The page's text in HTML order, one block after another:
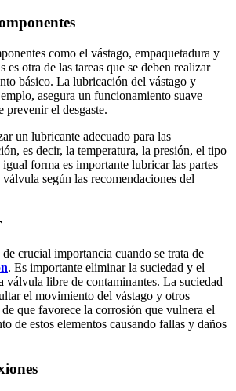
como el vástago, empaquetadura y
es otra de las tareas que se deben realizar
básico. La lubricación del vástago y
asegura un funcionamiento suave
prevenir el desgaste.
un lubricante adecuado para las
es decir, la temperatura, la presión, el tipo
forma es importante lubricar las partes
según las recomendaciones del
crucial importancia cuando se trata de
. Es importante eliminar la suciedad y el
válvula libre de contaminantes. La suciedad
el movimiento del vástago y otros
que favorece la corrosión que vulnera el
de estos elementos causando fallas y daños